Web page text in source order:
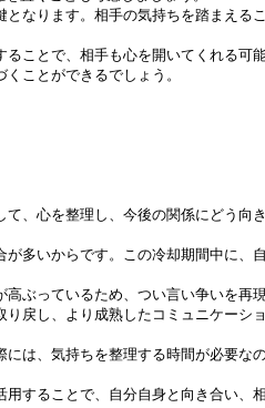
なります。相手の気持ちを踏まえる
ことで、相手も心を開いてくれる可
ことができるでしょう。
、心を整理し、今後の関係にどう向
多いからです。この冷却期間中に、
ぶっているため、つい言い争いを再
戻し、より成熟したコミュニケーシ
は、気持ちを整理する時間が必要な
することで、自分自身と向き合い、